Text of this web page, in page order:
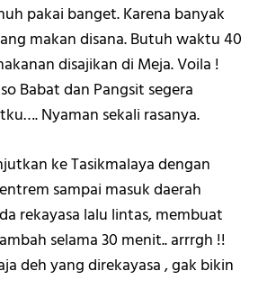
pakai banget. Karena banyak
makan disana. Butuh waktu 40
disajikan di Meja. Voila !
Babat dan Pangsit segera
Nyaman sekali rasanya.
ke Tasikmalaya dengan
sampai masuk daerah
rekayasa lalu lintas, membuat
selama 30 menit.. arrrgh !!
deh yang direkayasa , gak bikin